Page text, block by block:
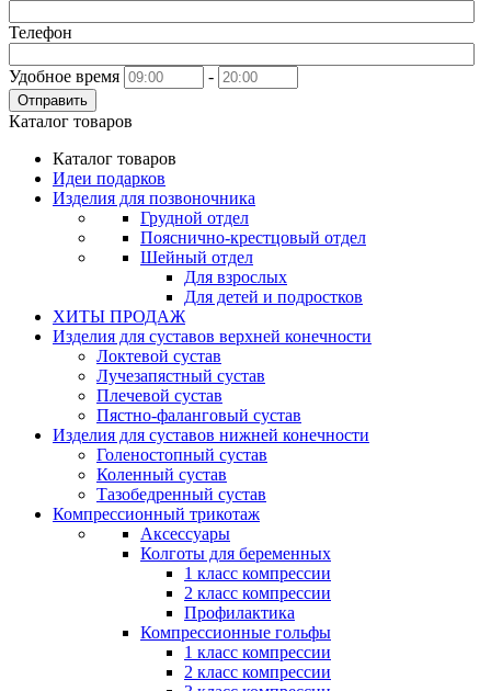
Телефон
Удобное время -
Отправить
Каталог товаров
Каталог товаров
Идеи подарков
Изделия для позвоночника
Грудной отдел
Пояснично-крестцовый отдел
Шейный отдел
Для взрослых
Для детей и подростков
ХИТЫ ПРОДАЖ
Изделия для суставов верхней конечности
Локтевой сустав
Лучезапястный сустав
Плечевой сустав
Пястно-фаланговый сустав
Изделия для суставов нижней конечности
Голеностопный сустав
Коленный сустав
Тазобедренный сустав
Компрессионный трикотаж
Аксессуары
Колготы для беременных
1 класс компрессии
2 класс компрессии
Профилактика
Компрессионные гольфы
1 класс компрессии
2 класс компрессии